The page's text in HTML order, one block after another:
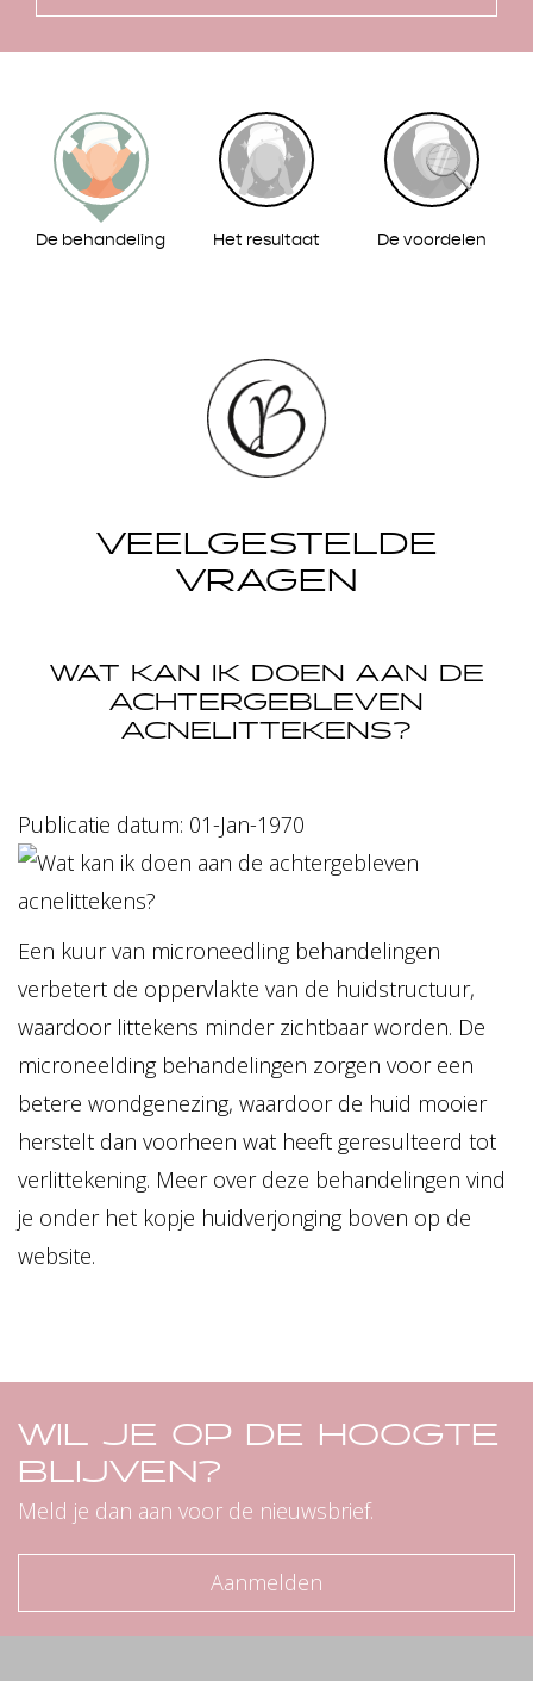
De behandeling Het resultaat De voordelen
VEELGESTELDE
VRAGEN
WAT KAN IK DOEN AAN DE
ACHTERGEBLEVEN
ACNELITTEKENS?
Publicatie datum: 01-Jan-1970
Een kuur van microneedling behandelingen
verbetert de oppervlakte van de huidstructuur,
waardoor littekens minder zichtbaar worden. De
microneelding behandelingen zorgen voor een
betere wondgenezing, waardoor de huid mooier
herstelt dan voorheen wat heeft geresulteerd tot
verlittekening. Meer over deze behandelingen vind
je onder het kopje huidverjonging boven op de
website.
WIL JE OP DE HOOGTE
BLIJVEN?
Meld je dan aan voor de nieuwsbrief.
Aanmelden